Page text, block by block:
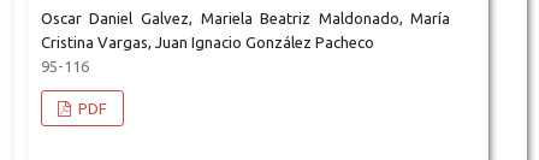
Oscar Daniel Galvez, Mariela Beatriz Maldonado, María
Cristina Vargas, Juan Ignacio González Pacheco
95-116
PDF